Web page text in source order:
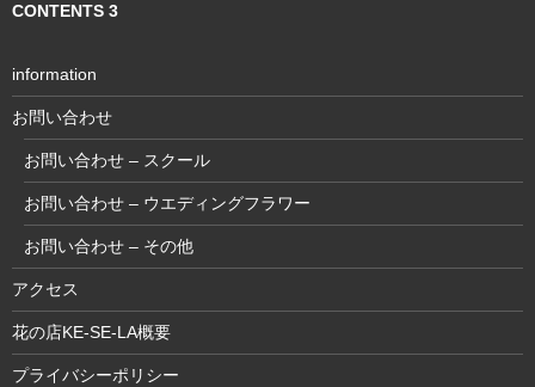
CONTENTS 3
information
お問い合わせ
お問い合わせ – スクール
お問い合わせ – ウエディングフラワー
お問い合わせ – その他
アクセス
花の店KE-SE-LA概要
プライバシーポリシー